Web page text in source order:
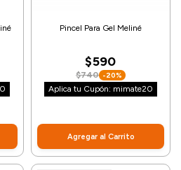
Pincel Para Gel Meliné
$590
$740 -20%
Aplica tu Cupón: mimate20
Agregar al Carrito